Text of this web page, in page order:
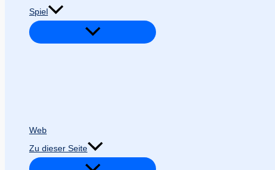
Spiel
Web
Zu dieser Seite